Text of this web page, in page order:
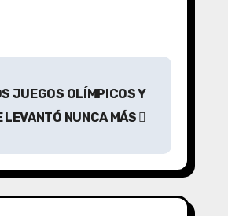
JUEGOS OLÍMPICOS Y
LEVANTÓ NUNCA MÁS